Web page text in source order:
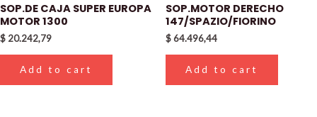
SOP.DE CAJA SUPER EUROPA
MOTOR 1300
$ 20.242,79
Add to cart
SOP.MOTOR DERECHO
147/SPAZIO/FIORINO
$64.496,44
Add to cart